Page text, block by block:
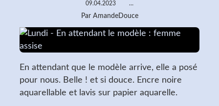
09.04.2023 …
Par AmandeDouce
En attendant que le modèle arrive, elle a posé
pour nous. Belle ! et si douce. Encre noire
aquarellable et lavis sur papier aquarelle.